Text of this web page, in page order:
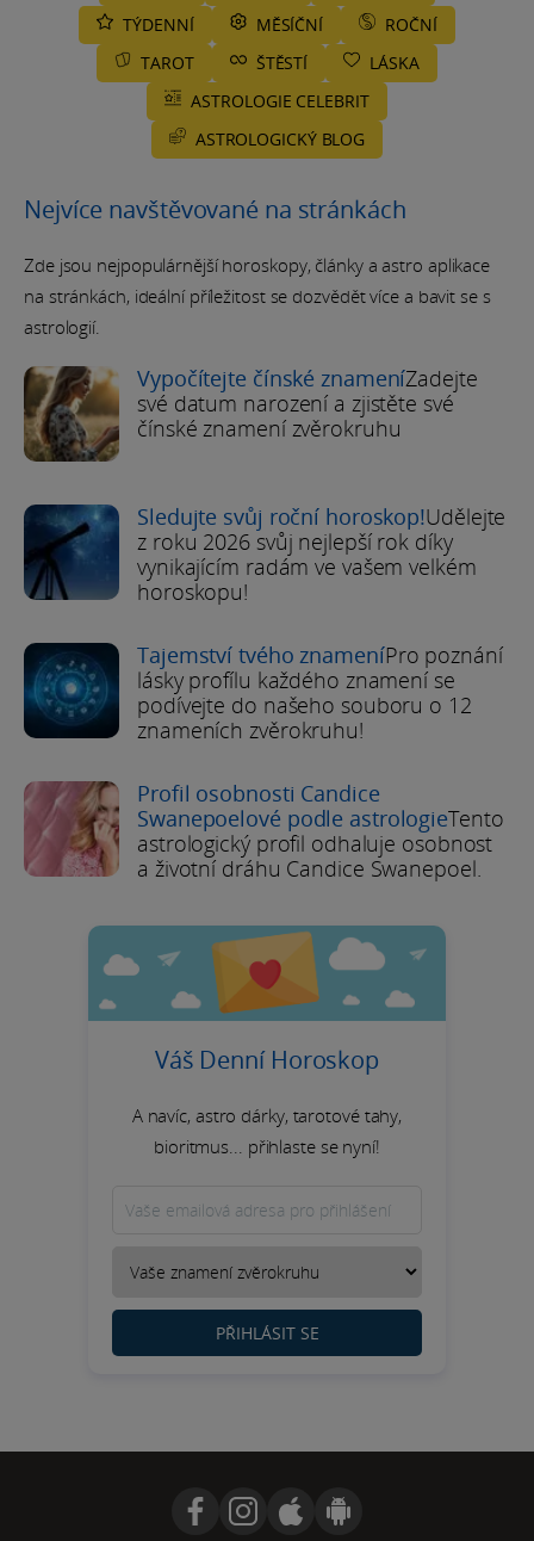
TÝDENNÍ
MĚSÍČNÍ
ROČNÍ
TAROT
ŠTĚSTÍ
LÁSKA
ASTROLOGIE CELEBRIT
ASTROLOGICKÝ BLOG
Nejvíce navštěvované na stránkách
Zde jsou nejpopulárnější horoskopy, články a astro aplikace
na stránkách, ideální příležitost se dozvědět více a bavit se s
astrologií.
Vypočítejte čínské znameníZadejte
své datum narození a zjistěte své
čínské znamení zvěrokruhu
Sledujte svůj roční horoskop!Udělejte
z roku 2026 svůj nejlepší rok díky
vynikajícím radám ve vašem velkém
horoskopu!
Tajemství tvého znameníPro poznání
lásky profílu každého znamení se
podívejte do našeho souboru o 12
znameních zvěrokruhu!
Profil osobnosti Candice
Swanepoelové podle astrologieTento
astrologický profil odhaluje osobnost
a životní dráhu Candice Swanepoel.
Váš Denní Horoskop
A navíc, astro dárky, tarotové tahy,
bioritmus... přihlaste se nyní!
PŘIHLÁSIT SE